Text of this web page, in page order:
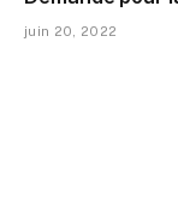
juin 20, 2022